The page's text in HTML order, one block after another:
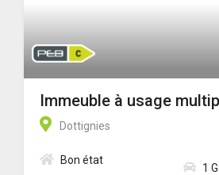
Immeuble à usage
Dottignies
Bon état
1